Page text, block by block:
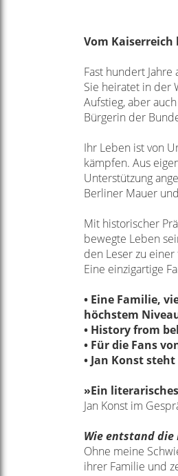
Vom
Fast hundert
Sie heiratet in der
Aufstieg, aber
Bürgerin der
Ihr Leben ist von
kämpfen. Aus
Unterstützung
Berliner Mauer
Mit historischer
bewegte Leben
den Leser zu
Eine einzigartige
• Eine Familie,
höchstem
• History from
• Für die Fans
• Jan Konst
»Ein
Jan Konst im
Wie entstand die
Ohne meine
ihrer Familie und